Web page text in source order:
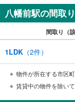
八幡前駅の間取
間取り（
1LDK （2件）
物件が所在する市区
賃貸中の物件を除いて